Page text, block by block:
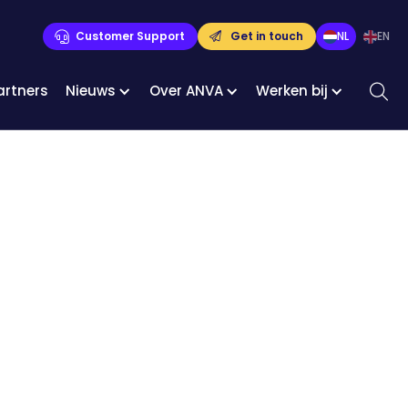
Customer Support Get in touch NL EN
Nieuws Over ANVA Werken bij
Traineeships